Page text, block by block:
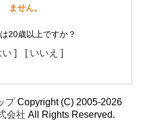
ません。
20歳以上ですか？
い ] [ いいえ ]
プCopyright (C) 2005-2026
会社 All Rights Reserved.